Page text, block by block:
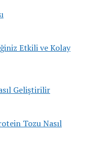
Etkili ve Kolay
Geliştirilir
Tozu Nasıl